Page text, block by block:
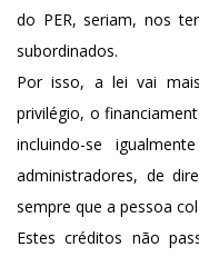
do PER, seriam, nos
subordinados.
Por isso, a lei vai
privilégio, o
incluindo-se
administradores, de
sempre que a pessoa
Estes créditos não